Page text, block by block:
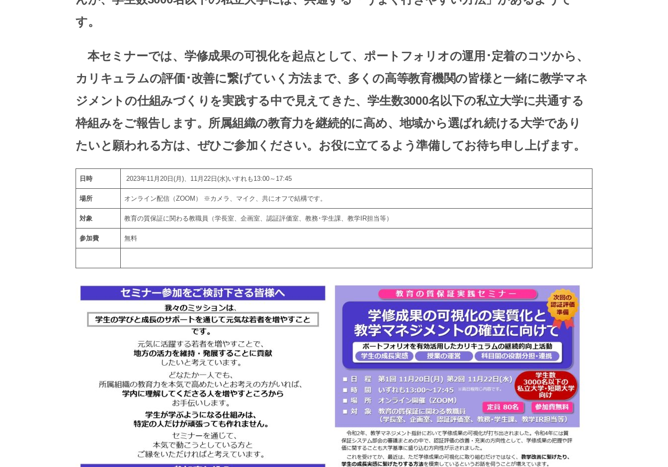
す。
本セミナーでは、学修成果の可視化を起点として、ポートフォリオの運用･定着のコツから、
カリキュラムの評価･改善に繋げていく方法まで、多くの高等教育機関の皆様と一緒に教学マネ
ジメントの仕組みづくりを実践する中で見えてきた、学生数3000名以下の私立大学に共通する
枠組みをご報告します。所属組織の教育力を継続的に高め、地域から選ばれ続ける大学であり
たいと願われる方は、ぜひご参加ください。お役に立てるよう準備してお待ち申し上げます。
日時 2023年11月20日(月)、11月22日(水)いすれも13:00～17:45
場所 オンライン配信（ZOOM） ※カメラ、マイク、共にオフで結構です。
対象 教育の質保証に関わる教職員（学長室、企画室、認証評価室、教務･学生課、教学IR担当等）
参加費 無料